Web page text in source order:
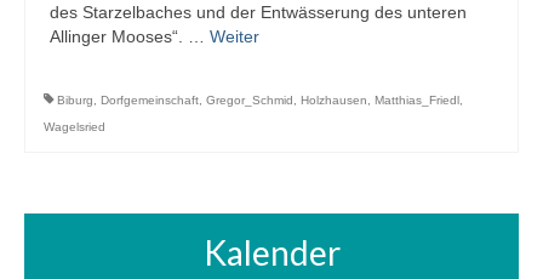
Impressum
des Starzelbaches und der Entwässerung des unteren
Allinger Mooses“. … Weiter
Biburg Dorfgemeinschaft Gregor_Schmid Holzhausen Matthias_Friedl
Wagelsried
Kalender